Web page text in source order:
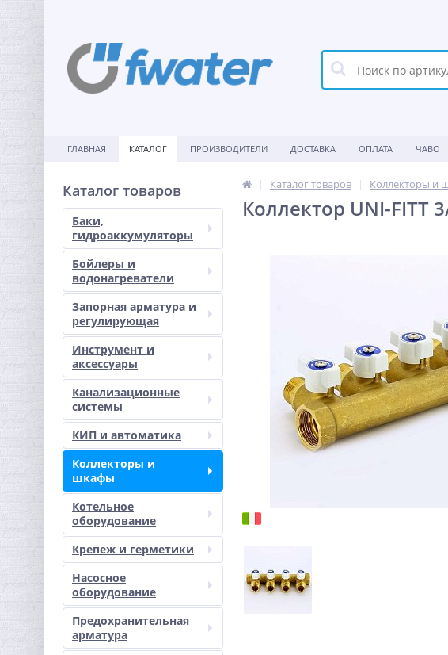
ГЛАВНАЯ КАТАЛОГ ПРОИЗВОДИТЕЛИ ДОСТАВКА ОПЛАТА ЧАВО
Каталог товаров
Баки,
гидроаккумуляторы
Бойлеры и
водонагреватели
Запорная арматура и
регулирующая
Инструмент и
аксессуары
Канализационные
системы
КИП и автоматика
Коллекторы и
шкафы
Котельное
оборудование
Крепеж и герметики
Насосное
оборудование
Предохранительная
арматура
Каталог товаров Коллекторы и
Коллектор UNI-